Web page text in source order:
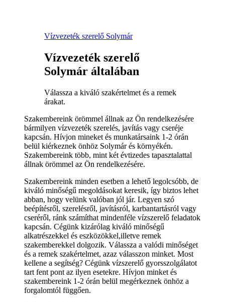
Vízvezeték szerelő Solymár
Vízvezeték szerelő
Solymár általában
Válassza a kiváló szakértelmet és a remek
árakat.
Szakembereink örömmel állnak az Ön rendelkezésére
bármilyen vízvezeték szerelés, javítás vagy cseréje
kapcsán. Hívjon mineket és munkatársaink 1-2 órán
belül kiérkeznek önhöz Solymár és környékén.
Szakembereink több, mint két évtizedes tapasztalattal
állnak örömmel az Ön rendelkezésére.
Szakembereink minden esetben a lehető legolcsóbb, de
kiváló minőségű megoldásokat keresik, így biztos lehet
abban, hogy velünk valóban jól jár. Legyen szó
beépítésről, szerelésről, javításról, karbantartásról vagy
cseréről, ránk számíthat mindenféle vízszerelő feladatok
kapcsán. Cégünk kizárólag kiváló minőségű
alkatrészekkel és eszközökkel,illetve remek
szakemberekkel dolgozik. Válassza a valódi minőséget
és a remek szakértelmet, azaz válasszon minket. Most
kellene a segítség? Cégünk vízszerelő gyorsszolgálatot
tart fent pont az ilyen esetekre. Hívjon minket és
szakembereink 1-2 órán belül megérkeznek önhöz a
forgalomtól függően.